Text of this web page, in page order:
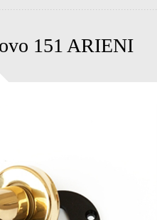
151 ARIENI